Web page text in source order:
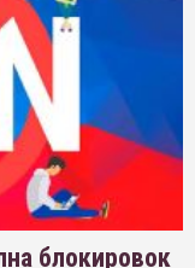
блокировок